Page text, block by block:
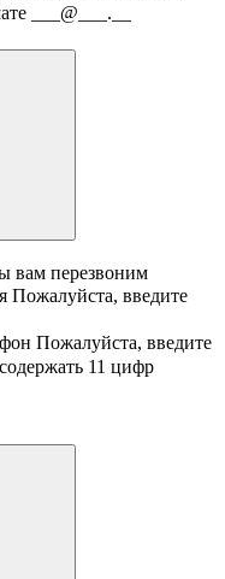
___@___.__
вам перезвоним
Пожалуйста, введите
Пожалуйста, введите
11 цифр